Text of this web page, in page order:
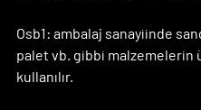
Osb1: ambalaj sanayiinde
palet vb. gibbi malzemelerin
kullanılır.